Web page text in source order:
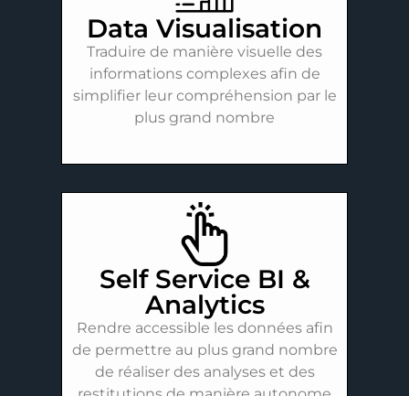
Data Visualisation
Traduire de manière visuelle des
informations complexes afin de
simplifier leur compréhension par le
plus grand nombre
Self Service BI &
Analytics
Rendre accessible les données afin
de permettre au plus grand nombre
de réaliser des analyses et des